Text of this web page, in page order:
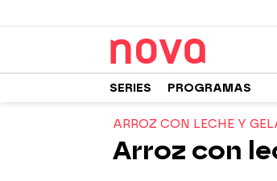
SERIES PROGRAMAS
ARROZ CON LECHE Y
Arroz con